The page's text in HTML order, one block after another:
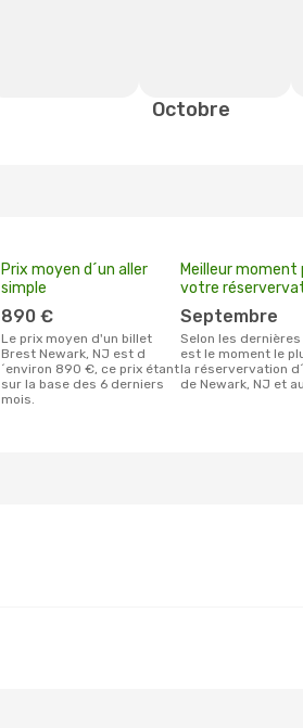
Octobre
Prix moyen d´un aller
simple
890 €
Le prix moyen d'un billet
Brest Newark, NJ est d
´environ 890 €, ce prix étant
sur la base des 6 derniers
mois.
Meilleur
votre
septembre
Selon les dernières données, septembre
est le moment le
la réservervation
de Newark, NJ et